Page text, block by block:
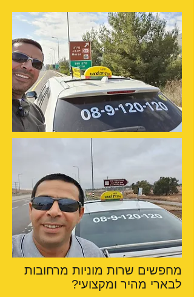
מחפשים שרות מוניות מרחובות
לבארי מהיר ומקצועי?